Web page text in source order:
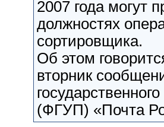
2007 года могут
должностях
сортировщика.
Об этом
вторник
(ФГУП) «Почта